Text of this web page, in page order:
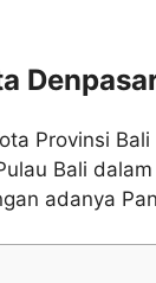
Provinsi
Bali
adanya